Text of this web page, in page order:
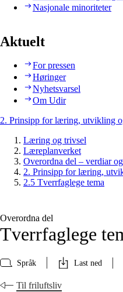
Nasjonale minoriteter
Aktuelt
For pressen
Høringer
Nyhetsvarsel
Om Udir
2. Prinsipp for læring, utvikling
Læring og trivsel
Læreplanverket
Overordna del – verdiar
2. Prinsipp for læring,
2.5 Tverrfaglege tema
Overordna del
Tverrfaglege
Språk Last ned
Til friluftsliv